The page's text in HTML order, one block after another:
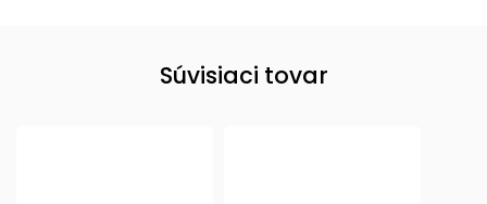
Súvisiaci tovar